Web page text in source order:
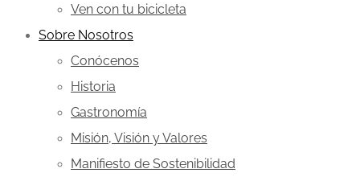
Ven con tu bicicleta
Sobre Nosotros
Conócenos
Historia
Gastronomía
Misión, Visión y Valores
Manifiesto de Sostenibilidad